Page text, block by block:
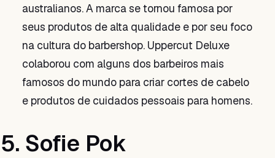
australianos. A marca se tornou famosa por
seus produtos de alta qualidade e por seu foco
na cultura do barbershop. Uppercut Deluxe
colaborou com alguns dos barbeiros mais
famosos do mundo para criar cortes de cabelo
e produtos de cuidados pessoais para homens.
5. Sofie Pok